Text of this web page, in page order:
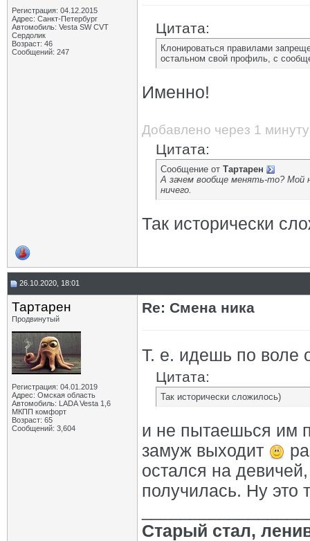
Регистрация: 04.12.2015
Адрес: Санкт-Петербург
Автомобиль: Vesta SW CVT
Сердолик
Возраст: 46
Сообщений: 247
Цитата:
Клонироваться правилами
остальном свой профиль, с
Именно!
Добавлено через 1 минуту
Цитата:
Сообщение от Тартарен
А зачем вообще менять-то? Мой
ничего.
Так исторически
26.10.2020, 18:01
Тартарен
Продвинутый
Регистрация: 04.01.2019
Адрес: Омская область
Автомобиль: LADA Vesta 1,6
МКПП комфорт
Возраст: 65
Сообщений: 3,604
Re: Смена ника
Т. е. идешь по воле
Цитата:
Так исторически сложилось)
и не пытаешься им
замуж выходит
остался на
получилась. Ну это
Старый стал,